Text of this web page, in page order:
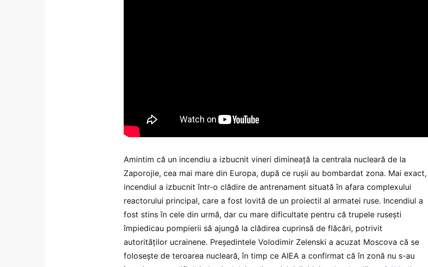
Amintim că un incendiu a izbucnit vineri dimineață la centrala nucleară de la
Zaporojie, cea mai mare din Europa, după ce rușii au bombardat zona. Mai exact,
incendiul a izbucnit într-o clădire de antrenament situată în afara complexului
reactorului principal, care a fost lovită de un proiectil al armatei ruse. Incendiul a
fost stins în cele din urmă, dar cu mare dificultate pentru că trupele rusești
împiedicau pompierii să ajungă la clădirea cuprinsă de flăcări, potrivit
autorităților ucrainene. Președintele Volodimir Zelenski a acuzat Moscova că se
folosește de teroarea nucleară, în timp ce AIEA a confirmat că în zonă nu s-au